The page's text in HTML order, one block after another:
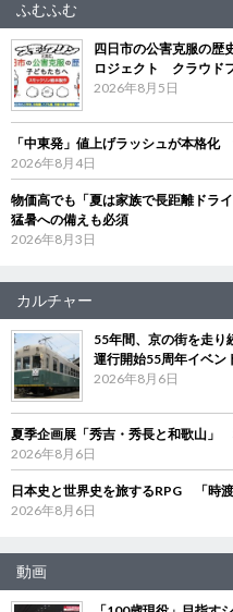
ふむふむ
四日市の公害克服の歴
ロジェクト クラウド
2026年8月5日
「中東発」値上げラッシュが本格
2026年8月4日
物価高でも「夏は家族で長距離ドラ
猛暑への備えも必須
2026年8月3日
カルチャー
55年間、京の街を走
運行開始55周年イベン
2026年8月6日
夏季企画展「秀吉・秀長と和歌山」
2026年8月6日
日本史と世界史を旅するRPG 「時
2026年8月6日
動画